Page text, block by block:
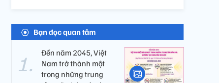
Bạn đọc quan tâm
Đến năm 2045, Việt
Nam trở thành một
trong những trung